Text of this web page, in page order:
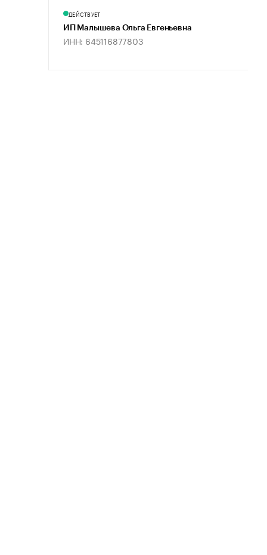
ДЕЙСТВУЕТ
ИП Малышева Ольга Евгеньевна
ИНН: 645116877803